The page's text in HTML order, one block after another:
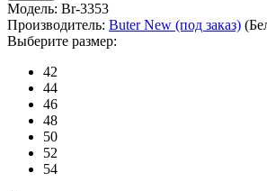
Модель: Br-3353
Производитель: Buter New (под заказ)
Выберите размер:
42
44
46
48
50
52
54